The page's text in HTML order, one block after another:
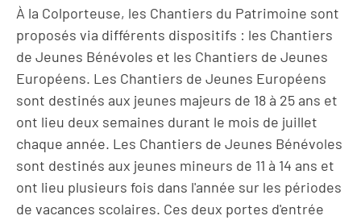
À la Colporteuse, les Chantiers du Patrimoine sont
proposés via différents dispositifs : les Chantiers
de Jeunes Bénévoles et les Chantiers de Jeunes
Européens. Les Chantiers de Jeunes Européens
sont destinés aux jeunes majeurs de 18 à 25 ans et
ont lieu deux semaines durant le mois de juillet
chaque année. Les Chantiers de Jeunes Bénévoles
sont destinés aux jeunes mineurs de 11 à 14 ans et
ont lieu plusieurs fois dans l'année sur les périodes
de vacances scolaires. Ces deux portes d'entrée